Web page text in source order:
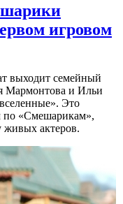
игровом
выходит семейный
Мармонтова и Ильи
Это
«Смешарикам»,
актеров.